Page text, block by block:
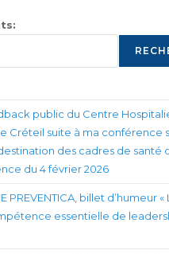
public du Centre
Créteil suite à ma conférence
des cadres de santé
du 4 février 2026
PREVENTICA, billet d’humeur «
essentielle de